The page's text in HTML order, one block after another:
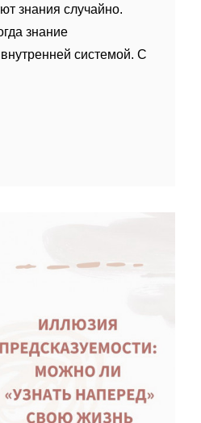
знания случайно.
знание
системой. С